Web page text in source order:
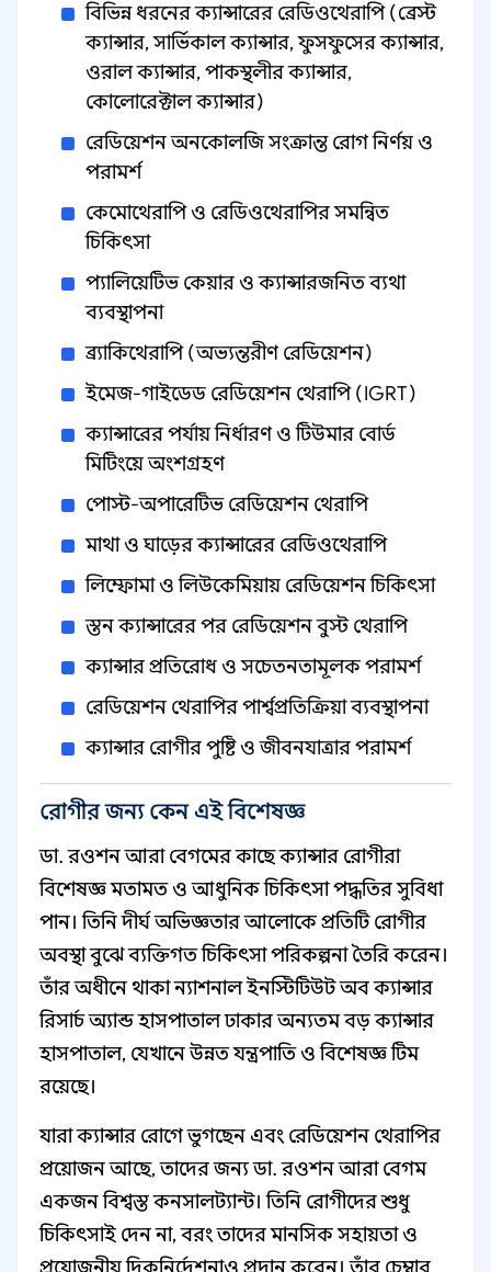
বিভিন্ন ধরনের ক্যান্সারের রেডিওথেরাপি (ব্রেস্ট
ক্যান্সার, সার্ভিকাল ক্যান্সার, ফুসফুসের ক্যান্সার,
ওরাল ক্যান্সার, পাকস্থলীর ক্যান্সার,
কোলোরেক্টাল ক্যান্সার)
রেডিয়েশন অনকোলজি সংক্রান্ত রোগ নির্ণয় ও
পরামর্শ
কেমোথেরাপি ও রেডিওথেরাপির সমন্বিত
চিকিৎসা
প্যালিয়েটিভ কেয়ার ও ক্যান্সারজনিত ব্যথা
ব্যবস্থাপনা
ব্র্যাকিথেরাপি (অভ্যন্তরীণ রেডিয়েশন)
ইমেজ-গাইডেড রেডিয়েশন থেরাপি (IGRT)
ক্যান্সারের পর্যায় নির্ধারণ ও টিউমার বোর্ড
মিটিংয়ে অংশগ্রহণ
পোস্ট-অপারেটিভ রেডিয়েশন থেরাপি
মাথা ও ঘাড়ের ক্যান্সারের রেডিওথেরাপি
লিম্ফোমা ও লিউকেমিয়ায় রেডিয়েশন চিকিৎসা
স্তন ক্যান্সারের পর রেডিয়েশন বুস্ট থেরাপি
ক্যান্সার প্রতিরোধ ও সচেতনতামূলক পরামর্শ
রেডিয়েশন থেরাপির পার্শ্বপ্রতিক্রিয়া ব্যবস্থাপনা
ক্যান্সার রোগীর পুষ্টি ও জীবনযাত্রার পরামর্শ
রোগীর জন্য কেন এই বিশেষজ্ঞ
ডা. রওশন আরা বেগমের কাছে ক্যান্সার রোগীরা
বিশেষজ্ঞ মতামত ও আধুনিক চিকিৎসা পদ্ধতির সুবিধা
পান। তিনি দীর্ঘ অভিজ্ঞতার আলোকে প্রতিটি রোগীর
অবস্থা বুঝে ব্যক্তিগত চিকিৎসা পরিকল্পনা তৈরি করেন।
তাঁর অধীনে থাকা ন্যাশনাল ইনস্টিটিউট অব ক্যান্সার
রিসার্চ অ্যান্ড হাসপাতাল ঢাকার অন্যতম বড় ক্যান্সার
হাসপাতাল, যেখানে উন্নত যন্ত্রপাতি ও বিশেষজ্ঞ টিম
রয়েছে।
যারা ক্যান্সার রোগে ভুগছেন এবং রেডিয়েশন থেরাপির
প্রয়োজন আছে, তাদের জন্য ডা. রওশন আরা বেগম
একজন বিশ্বস্ত কনসালট্যান্ট। তিনি রোগীদের শুধু
চিকিৎসাই দেন না, বরং তাদের মানসিক সহায়তা ও